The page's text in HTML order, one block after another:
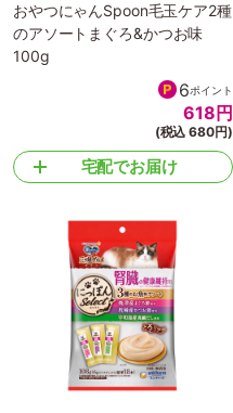
おやつにゃんSpoon毛玉ケア2種
のアソートまぐろ&かつお味
100g
6ポイント
618 円
(税込 680円)
宅配でお届け